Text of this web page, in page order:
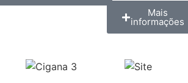
Mais
informações